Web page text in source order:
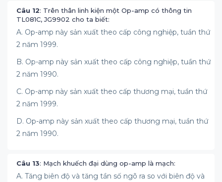
Câu 12: Trên thân linh kiện một Op-amp có thông tin
TL081C, JG9902 cho ta biết:
A. Op-amp này sản xuất theo cấp công nghiệp, tuần thứ
2 năm 1999.
B. Op-amp này sản xuất theo cấp công nghiệp, tuần thứ
2 năm 1990.
C. Op-amp này sản xuất theo cấp thương mại, tuần thứ
2 năm 1999.
D. Op-amp này sản xuất theo cấp thương mại, tuần thứ
2 năm 1990.
Câu 13: Mạch khuếch đại dùng op-amp là mạch:
A. Tăng biên độ và tăng tần số ngõ ra so với biên độ và